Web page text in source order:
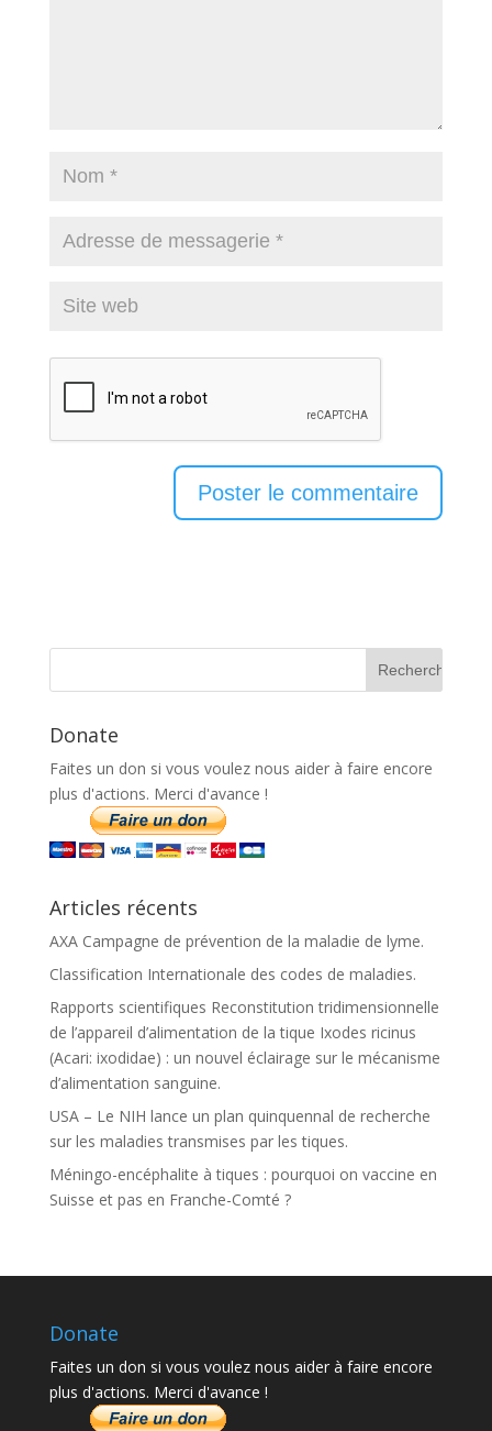
Donate
Faites un don si vous voulez nous aider à faire encore
plus d'actions. Merci d'avance !
Articles récents
AXA Campagne de prévention de la maladie de lyme.
Classification Internationale des codes de maladies.
Rapports scientifiques Reconstitution tridimensionnelle
de l’appareil d’alimentation de la tique Ixodes ricinus
(Acari: ixodidae) : un nouvel éclairage sur le mécanisme
d’alimentation sanguine.
USA – Le NIH lance un plan quinquennal de recherche
sur les maladies transmises par les tiques.
Méningo-encéphalite à tiques : pourquoi on vaccine en
Suisse et pas en Franche-Comté ?
Donate
Faites un don si vous voulez nous aider à faire encore
plus d'actions. Merci d'avance !